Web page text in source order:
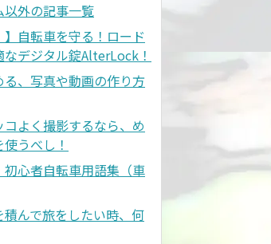
以外の記事一覧
】自転車を守る！ロード
デジタル錠AlterLock！
る、写真や動画の作り方
コよく撮影するなら、め
うべし！
初心者自転車用語集（車
積んで旅をしたい時、何